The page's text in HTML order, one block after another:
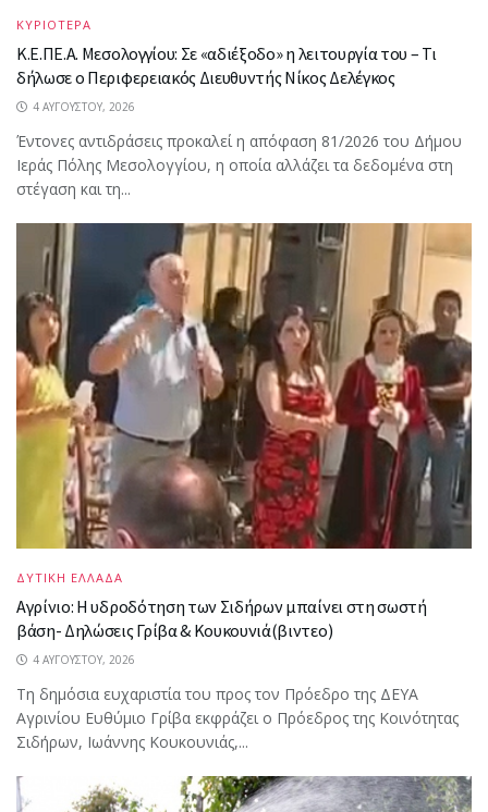
ΚΥΡΙΟΤΕΡΑ
Κ.Ε.ΠΕ.Α. Μεσολογγίου: Σε «αδιέξοδο» η λειτουργία του – Τι
δήλωσε ο Περιφερειακός Διευθυντής Νίκος Δελέγκος
4 ΑΥΓΟΎΣΤΟΥ, 2026
Έντονες αντιδράσεις προκαλεί η απόφαση 81/2026 του Δήμου
Ιεράς Πόλης Μεσολογγίου, η οποία αλλάζει τα δεδομένα στη
στέγαση και τη...
ΔΥΤΙΚΗ ΕΛΛΑΔΑ
Αγρίνιο: Η υδροδότηση των Σιδήρων μπαίνει στη σωστή
βάση- Δηλώσεις Γρίβα & Κουκουνιά(βιντεο)
4 ΑΥΓΟΎΣΤΟΥ, 2026
Τη δημόσια ευχαριστία του προς τον Πρόεδρο της ΔΕΥΑ
Αγρινίου Ευθύμιο Γρίβα εκφράζει ο Πρόεδρος της Κοινότητας
Σιδήρων, Ιωάννης Κουκουνιάς,...